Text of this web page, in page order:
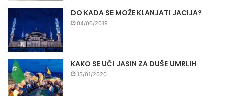
DO KADA SE MOŽE KLANJATI JACIJA?
04/06/2019
KAKO SE UČI JASIN ZA DUŠE UMRLIH
13/01/2020